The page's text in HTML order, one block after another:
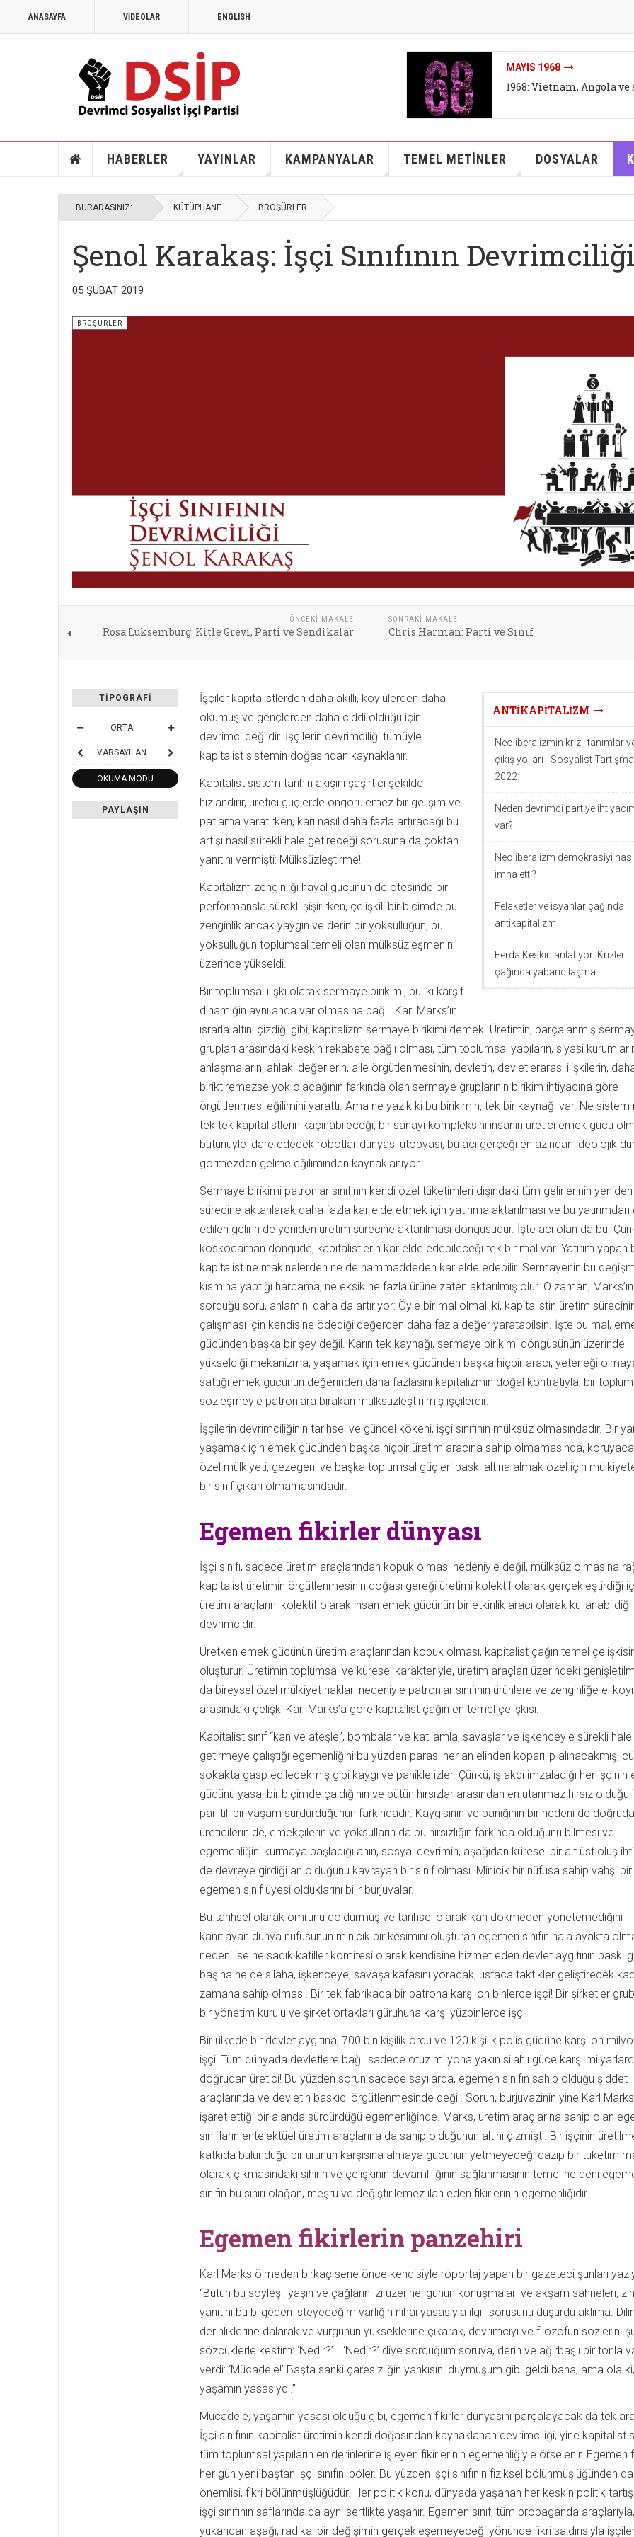
ANASAYFA VİDEOLAR ENGLISH
MAYIS 1968
1968: Vietnam, Angola ve savaş karşıtları
İKLIMI DEĞIL SISTEMI
İklim mitleri I - Bireysel
HABERLER YAYINLAR KAMPANYALAR TEMEL METİNLER DOSYALAR
BURADASINIZ: KÜTÜPHANE BROŞÜRLER
Şenol Karakaş: İşçi Sınıfının Devrimciliği
05 ŞUBAT 2019
BROŞÜRLER
ÖNCEKI MAKALE
Rosa Luksemburg: Kitle Grevi, Parti ve Sendikalar
SONRAKI MAKALE
Chris Harman: Parti ve Sınıf
TIPOGRAFI
ORTA
VARSAYILAN
OKUMA MODU
PAYLAŞIN
ANTIKAPITALIZM
Neoliberalizmin krizi, tanımlar
çıkış yolları - Sosyalist Tartışma
2022:
Neden devrimci partiye
var?
Neoliberalizm demokrasiyi nasıl
imha etti?
Felaketler ve isyanlar çağında
antikapitalizm
Ferda Keskin anlatıyor: Krizler
çağında yabancılaşma
İşçiler kapitalistlerden daha akıllı, köylülerden daha
okumuş ve gençlerden daha ciddi olduğu için
devrimci değildir. İşçilerin devrimciliği tümüyle
kapitalist sistemin doğasından kaynaklanır.
Kapitalist sistem tarihin akışını şaşırtıcı şekilde
hızlandırır, üretici güçlerde öngörülemez bir gelişim ve
patlama yaratırken, karı nasıl daha fazla artıracağı bu
artışı nasıl sürekli hale getireceği sorusuna da çoktan
yanıtını vermişti: Mülksüzleştirme!
Kapitalizm zenginliği hayal gücünün de ötesinde bir
performansla sürekli şişirirken, çelişkili bir biçimde bu
zenginlik ancak yaygın ve derin bir yoksulluğun, bu
yoksulluğun toplumsal temeli olan mülksüzleşmenin
üzerinde yükseldi.
Bir toplumsal ilişki olarak sermaye birikimi, bu iki karşıt
dinamiğin aynı anda var olmasına bağlı. Karl Marks’ın
ısrarla altını çizdiği gibi, kapitalizm sermaye birikimi demek. Üretimin, parçalanmış
grupları arasındaki keskin rekabete bağlı olması, tüm toplumsal yapıların, siyasi
anlaşmaların, ahlaki değerlerin, aile örgütlenmesinin, devletin, devletlerarası ilişkilerin,
biriktiremezse yok olacağının farkında olan sermaye gruplarının birikim ihtiyacına göre
örgütlenmesi eğilimini yarattı. Ama ne yazık ki bu birikimin, tek bir kaynağı var. Ne sistem
tek tek kapitalistlerin kaçınabileceği, bir sanayi kompleksini insanın üretici emek gücü
bütünüyle idare edecek robotlar dünyası ütopyası, bu acı gerçeği en azından ideolojik
görmezden gelme eğiliminden kaynaklanıyor.
Sermaye birikimi patronlar sınıfının kendi özel tüketimleri dışındaki tüm gelirlerinin
sürecine aktarılarak daha fazla kar elde etmek için yatırıma aktarılması ve bu yatırımdan
edilen gelirin de yeniden üretim sürecine aktarılması döngüsüdür. İşte acı olan da bu.
koskocaman döngüde, kapitalistlerin kar elde edebileceği tek bir mal var. Yatırım yapan
kapitalist ne makinelerden ne de hammaddeden kar elde edebilir. Sermayenin bu
kısmına yaptığı harcama, ne eksik ne fazla ürüne zaten aktarılmış olur. O zaman, Marks’ın
sorduğu soru, anlamını daha da artırıyor: Öyle bir mal olmalı ki, kapitalistin üretim
çalışması için kendisine ödediği değerden daha fazla değer yaratabilsin. İşte bu mal,
gücünden başka bir şey değil. Karın tek kaynağı, sermaye birikimi döngüsünün üzerinde
yükseldiği mekanizma, yaşamak için emek gücünden başka hiçbir aracı, yeteneği
sattığı emek gücünün değerinden daha fazlasını kapitalizmin doğal kontratıyla, bir
sözleşmeyle patronlara bırakan mülksüzleştirilmiş işçilerdir.
İşçilerin devrimciliğinin tarihsel ve güncel kökeni, işçi sınıfının mülksüz olmasındadır. Bir
yaşamak için emek gücünden başka hiçbir üretim aracına sahip olmamasında,
özel mülkiyeti, gezegeni ve başka toplumsal güçleri baskı altına almak özel için
bir sınıf çıkarı olmamasındadır.
Egemen fikirler dünyası
İşçi sınıfı, sadece üretim araçlarından kopuk olması nedeniyle değil, mülksüz olmasına
kapitalist üretimin örgütlenmesinin doğası gereği üretimi kolektif olarak gerçekleştirdiği
üretim araçlarını kolektif olarak insan emek gücünün bir etkinlik aracı olarak kullanabildiği
devrimcidir.
Üretken emek gücünün üretim araçlarından kopuk olması, kapitalist çağın temel
oluşturur. Üretimin toplumsal ve küresel karakteriyle, üretim araçları üzerindeki
da bireysel özel mülkiyet hakları nedeniyle patronlar sınıfının ürünlere ve zenginliğe el
arasındaki çelişki Karl Marks’a göre kapitalist çağın en temel çelişkisi.
Kapitalist sınıf “kan ve ateşle”, bombalar ve katliamla, savaşlar ve işkenceyle sürekli hale
getirmeye çalıştığı egemenliğini bu yüzden parası her an elinden koparılıp alınacakmış,
sokakta gasp edilecekmiş gibi kaygı ve panikle izler. Çünkü, iş akdi imzaladığı her işçinin
gücünü yasal bir biçimde çaldığının ve bütün hırsızlar arasından en utanmaz hırsız olduğu
parıltılı bir yaşam sürdürdüğünün farkındadır. Kaygısının ve paniğinin bir nedeni de
üreticilerin de, emekçilerin ve yoksulların da bu hırsızlığın farkında olduğunu bilmesi ve
egemenliğini kurmaya başladığı anın, sosyal devrimin, aşağıdan küresel bir alt üst oluş
de devreye girdiği an olduğunu kavrayan bir sınıf olması. Minicik bir nüfusa sahip vahşi bir
egemen sınıf üyesi olduklarını bilir burjuvalar.
Bu tarihsel olarak ömrünü doldurmuş ve tarihsel olarak kan dökmeden yönetemediğini
kanıtlayan dünya nüfusunun minicik bir kesimini oluşturan egemen sınıfın hala ayakta
nedeni ise ne sadık katiller komitesi olarak kendisine hizmet eden devlet aygıtının baskı
başına ne de silaha, işkenceye, savaşa kafasını yoracak, ustaca taktikler geliştirecek
zamana sahip olması. Bir tek fabrikada bir patrona karşı on binlerce işçi! Bir şirketler
bir yönetim kurulu ve şirket ortakları güruhuna karşı yüzbinlerce işçi!
Bir ülkede bir devlet aygıtına, 700 bin kişilik ordu ve 120 kişilik polis gücüne karşı on
işçi! Tüm dünyada devletlere bağlı sadece otuz milyona yakın silahlı güce karşı
doğrudan üretici! Bu yüzden sorun sadece sayılarda, egemen sınıfın sahip olduğu şiddet
araçlarında ve devletin baskıcı örgütlenmesinde değil. Sorun, burjuvazinin yine Karl
işaret ettiği bir alanda sürdürdüğü egemenliğinde. Marks, üretim araçlarına sahip olan
sınıfların entelektüel üretim araçlarına da sahip olduğunun altını çizmişti. Bir işçinin
katkıda bulunduğu bir ürünün karşısına almaya gücünün yetmeyeceği cazip bir tüketim
olarak çıkmasındaki sihirin ve çelişkinin devamlılığının sağlanmasının temel ne deni
sınıfın bu sihiri olağan, meşru ve değiştirilemez ilan eden fikirlerinin egemenliğidir.
Egemen fikirlerin panzehiri
Karl Marks ölmeden birkaç sene önce kendisiyle röportaj yapan bir gazeteci şunları
“Bütün bu söyleşi, yaşın ve çağların izi üzerine, günün konuşmaları ve akşam sahneleri,
yanıtını bu bilgeden isteyeceğim varlığın nihai yasasıyla ilgili sorusunu düşürdü aklıma. Dilin
derinliklerine dalarak ve vurgunun yükseklerine çıkarak, devrimciyi ve filozofun sözlerini
sözcüklerle kestim: ‘Nedir?’… ‘Nedir?’ diye sorduğum soruya, derin ve ağırbaşlı bir tonla
verdi: ‘Mücadele!’ Başta sanki çaresizliğin yankısını duymuşum gibi geldi bana; ama ola
yaşamın yasasıydı.”
Mücadele, yaşamın yasası olduğu gibi, egemen fikirler dünyasını parçalayacak da tek
İşçi sınıfının kapitalist üretimin kendi doğasından kaynaklanan devrimciliği, yine kapitalist
tüm toplumsal yapıların en derinlerine işleyen fikirlerinin egemenliğiyle örselenir. Egemen
her gün yeni baştan işçi sınıfını böler. Bu yüzden işçi sınıfının fiziksel bölünmüşlüğünden
önemlisi, fikri bölünmüşlüğüdür. Her politik konu, dünyada yaşanan her keskin politik
işçi sınıfının saflarında da aynı sertlikte yaşanır. Egemen sınıf, tüm propaganda araçlarıyla,
yukarıdan aşağı, radikal bir değişimin gerçekleşemeyeceği yönünde fikri saldırısıyla